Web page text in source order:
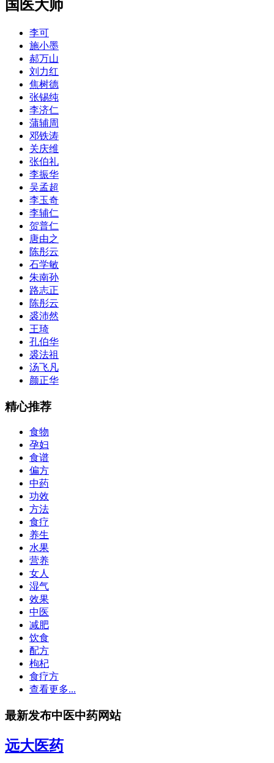
国医大师
李可
施小墨
郝万山
刘力红
焦树德
张锡纯
李济仁
蒲辅周
邓铁涛
关庆维
张伯礼
李振华
吴孟超
李玉奇
李辅仁
贺普仁
唐由之
陈彤云
石学敏
朱南孙
路志正
陈彤云
裘沛然
王琦
孔伯华
裘法祖
汤飞凡
颜正华
精心推荐
食物
孕妇
食谱
偏方
中药
功效
方法
食疗
养生
水果
营养
女人
湿气
效果
中医
减肥
饮食
配方
枸杞
食疗方
查看更多...
最新发布中医中药网站
远大医药